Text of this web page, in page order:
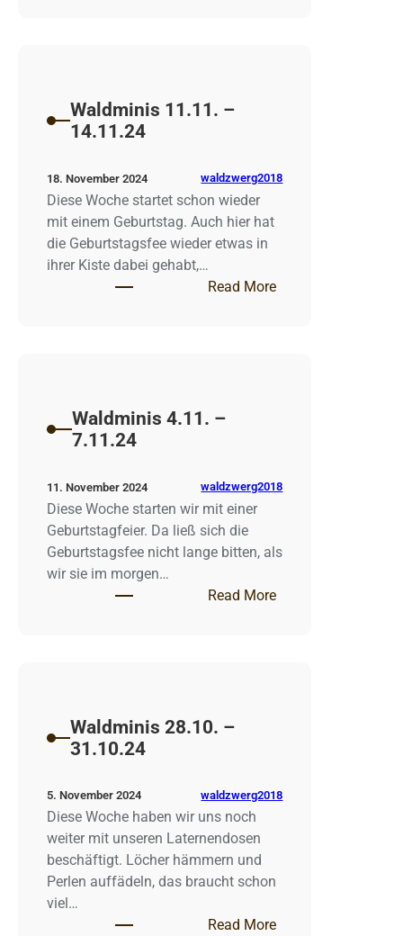
Waldminis 11.11. –
14.11.24
18. November 2024 waldzwerg2018
Diese Woche startet schon wieder
mit einem Geburtstag. Auch hier hat
die Geburtstagsfee wieder etwas in
ihrer Kiste dabei gehabt,…
Read More: Waldminis 11.11.
Waldminis 4.11. –
7.11.24
11. November 2024 waldzwerg2018
Diese Woche starten wir mit einer
Geburtstagfeier. Da ließ sich die
Geburtstagsfee nicht lange bitten, als
wir sie im morgen…
Read More: Waldminis 4.11. –
Waldminis 28.10. –
31.10.24
5. November 2024 waldzwerg2018
Diese Woche haben wir uns noch
weiter mit unseren Laternendosen
beschäftigt. Löcher hämmern und
Perlen auffädeln, das braucht schon
viel…
Read More: Waldminis 28.10.